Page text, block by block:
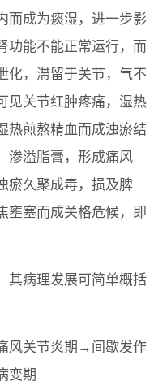
而成为痰湿，进一步影
功能不能正常运行，而
化，滞留于关节，气不
见关节红肿疼痛，湿热
热煎熬精血而成浊瘀结
渗溢脂膏，形成痛风
瘀久聚成毒，损及脾
壅塞而成关格危候，即
其病理发展可简单概括
风关节炎期→间歇发作
变期